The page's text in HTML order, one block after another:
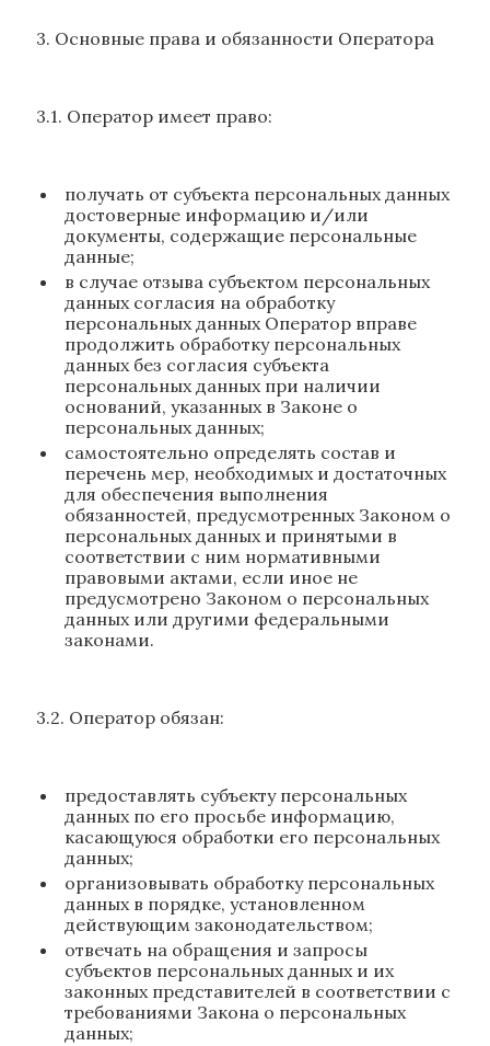
3. Основные права и обязанности Оператора
3.1. Оператор имеет право:
получать от субъекта персональных данных
достоверные информацию и/или
документы, содержащие персональные
данные;
в случае отзыва субъектом персональных
данных согласия на обработку
персональных данных Оператор вправе
продолжить обработку персональных
данных без согласия субъекта
персональных данных при наличии
оснований, указанных в Законе о
персональных данных;
самостоятельно определять состав и
перечень мер, необходимых и достаточных
для обеспечения выполнения
обязанностей, предусмотренных Законом о
персональных данных и принятыми в
соответствии с ним нормативными
правовыми актами, если иное не
предусмотрено Законом о персональных
данных или другими федеральными
законами.
3.2. Оператор обязан:
предоставлять субъекту персональных
данных по его просьбе информацию,
касающуюся обработки его персональных
данных;
организовывать обработку персональных
данных в порядке, установленном
действующим законодательством;
отвечать на обращения и запросы
субъектов персональных данных и их
законных представителей в соответствии с
требованиями Закона о персональных
данных;